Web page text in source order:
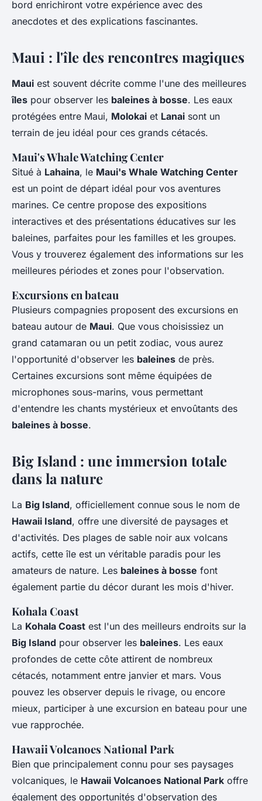
bord enrichiront votre expérience avec des
anecdotes et des explications fascinantes.
Maui : l'île des rencontres magiques
Maui est souvent décrite comme l'une des meilleures
îles pour observer les baleines à bosse. Les eaux
protégées entre Maui, Molokai et Lanai sont un
terrain de jeu idéal pour ces grands cétacés.
Maui's Whale Watching Center
Situé à Lahaina, le Maui's Whale Watching Center
est un point de départ idéal pour vos aventures
marines. Ce centre propose des expositions
interactives et des présentations éducatives sur les
baleines, parfaites pour les familles et les groupes.
Vous y trouverez également des informations sur les
meilleures périodes et zones pour l'observation.
Excursions en bateau
Plusieurs compagnies proposent des excursions en
bateau autour de Maui. Que vous choisissiez un
grand catamaran ou un petit zodiac, vous aurez
l'opportunité d'observer les baleines de près.
Certaines excursions sont même équipées de
microphones sous-marins, vous permettant
d'entendre les chants mystérieux et envoûtants des
baleines à bosse.
Big Island : une immersion totale
dans la nature
La Big Island, officiellement connue sous le nom de
Hawaii Island, offre une diversité de paysages et
d'activités. Des plages de sable noir aux volcans
actifs, cette île est un véritable paradis pour les
amateurs de nature. Les baleines à bosse font
également partie du décor durant les mois d'hiver.
Kohala Coast
La Kohala Coast est l'un des meilleurs endroits sur la
Big Island pour observer les baleines. Les eaux
profondes de cette côte attirent de nombreux
cétacés, notamment entre janvier et mars. Vous
pouvez les observer depuis le rivage, ou encore
mieux, participer à une excursion en bateau pour une
vue rapprochée.
Hawaii Volcanoes National Park
Bien que principalement connu pour ses paysages
volcaniques, le Hawaii Volcanoes National Park offre
également des opportunités d'observation des